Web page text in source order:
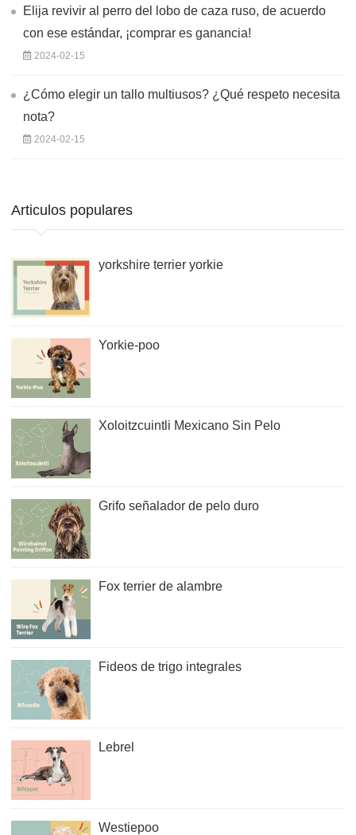
Elija revivir al perro del lobo de caza ruso, de acuerdo
con ese estándar, ¡comprar es ganancia!
2024-02-15
¿Cómo elegir un tallo multiusos? ¿Qué respeto necesita
nota?
2024-02-15
Articulos populares
yorkshire terrier yorkie
Yorkie-poo
Xoloitzcuintli Mexicano Sin Pelo
Grifo señalador de pelo duro
Fox terrier de alambre
Fideos de trigo integrales
Lebrel
Westiepoo